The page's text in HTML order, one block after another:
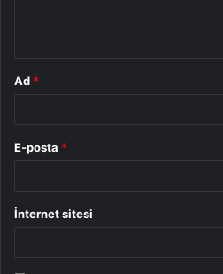
Ad *
E-posta *
İnternet sitesi